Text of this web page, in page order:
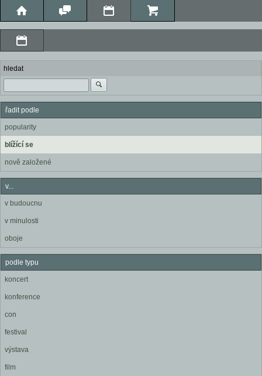
hledat
řadit podle
popularity
blížící se
nově založené
v...
v budoucnu
v minulosti
oboje
podle typu
koncert
konference
con
festival
výstava
film